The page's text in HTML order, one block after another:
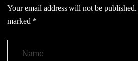
Your email address will not be published.
marked *